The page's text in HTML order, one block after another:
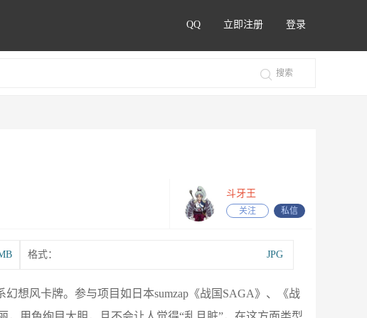
QQ 立即注册 登录
斗牙王
关注 私信
格式： JPG
想风卡牌。参与项目如日本sumzap《战国SAGA》、《战